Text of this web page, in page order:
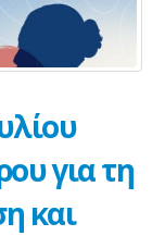
για τη
και